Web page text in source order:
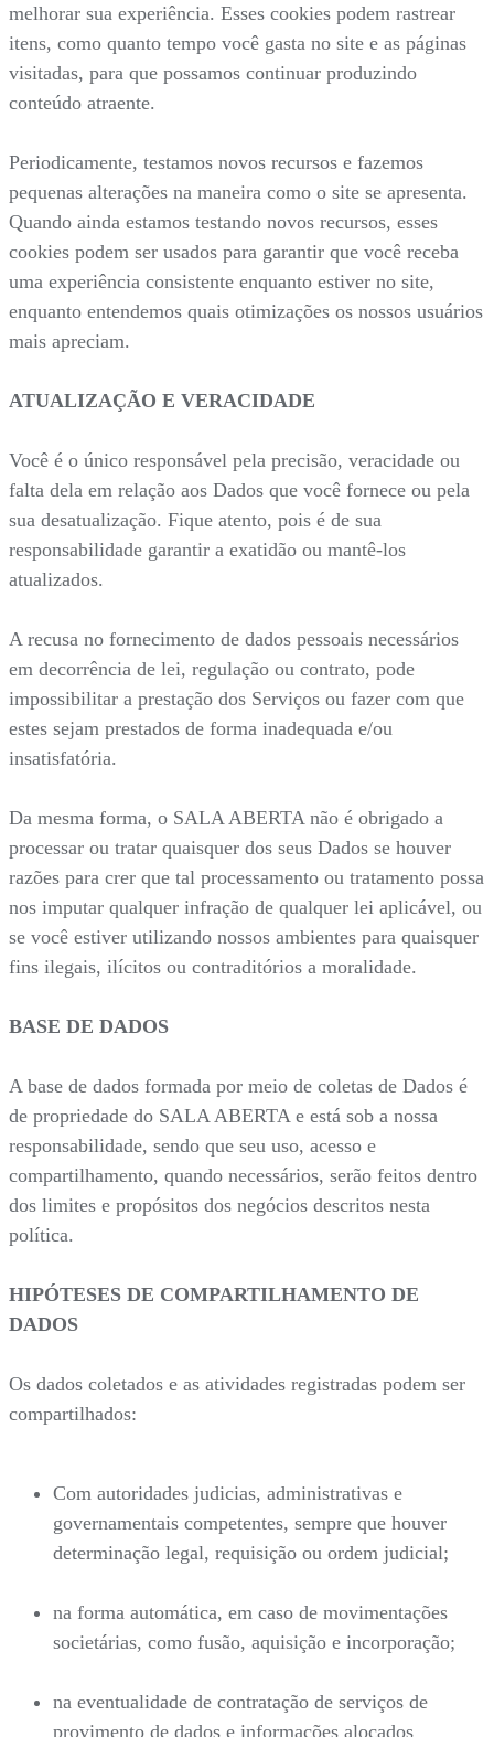
melhorar sua experiência. Esses cookies podem rastrear
itens, como quanto tempo você gasta no site e as páginas
visitadas, para que possamos continuar produzindo
conteúdo atraente.
Periodicamente, testamos novos recursos e fazemos
pequenas alterações na maneira como o site se apresenta.
Quando ainda estamos testando novos recursos, esses
cookies podem ser usados para garantir que você receba
uma experiência consistente enquanto estiver no site,
enquanto entendemos quais otimizações os nossos usuários
mais apreciam.
ATUALIZAÇÃO E VERACIDADE
Você é o único responsável pela precisão, veracidade ou
falta dela em relação aos Dados que você fornece ou pela
sua desatualização. Fique atento, pois é de sua
responsabilidade garantir a exatidão ou mantê-los
atualizados.
A recusa no fornecimento de dados pessoais necessários
em decorrência de lei, regulação ou contrato, pode
impossibilitar a prestação dos Serviços ou fazer com que
estes sejam prestados de forma inadequada e/ou
insatisfatória.
Da mesma forma, o SALA ABERTA não é obrigado a
processar ou tratar quaisquer dos seus Dados se houver
razões para crer que tal processamento ou tratamento possa
nos imputar qualquer infração de qualquer lei aplicável, ou
se você estiver utilizando nossos ambientes para quaisquer
fins ilegais, ilícitos ou contraditórios a moralidade.
BASE DE DADOS
A base de dados formada por meio de coletas de Dados é
de propriedade do SALA ABERTA e está sob a nossa
responsabilidade, sendo que seu uso, acesso e
compartilhamento, quando necessários, serão feitos dentro
dos limites e propósitos dos negócios descritos nesta
política.
HIPÓTESES DE COMPARTILHAMENTO DE
DADOS
Os dados coletados e as atividades registradas podem ser
compartilhados:
Com autoridades judicias, administrativas e
governamentais competentes, sempre que houver
determinação legal, requisição ou ordem judicial;
na forma automática, em caso de movimentações
societárias, como fusão, aquisição e incorporação;
na eventualidade de contratação de serviços de
provimento de dados e informações alocados